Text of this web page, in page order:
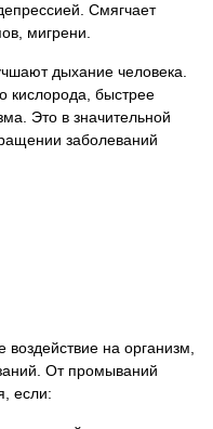
Смягчает
мигрени.
дыхание человека.
кислорода, быстрее
Это в значительной
заболеваний
на организм,
От промываний
если: